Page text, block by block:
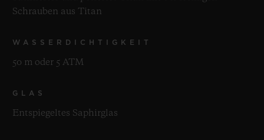
Schrauben aus Titan
WASSERDICHTIGKEIT
50 m oder 5 ATM
GLAS
Entspiegeltes Saphirglas